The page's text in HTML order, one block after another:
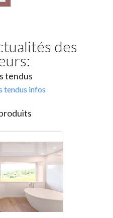
des
tendus
tendus infos